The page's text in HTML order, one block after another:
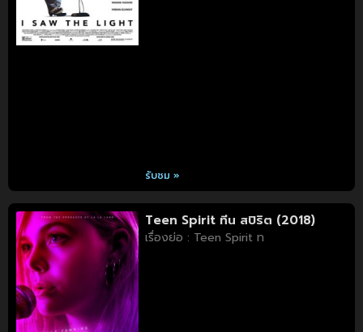
รับชม »
Teen Spirit ทีน สปิริต (2018)
เรื่องย่อ : Teen Spirit ท